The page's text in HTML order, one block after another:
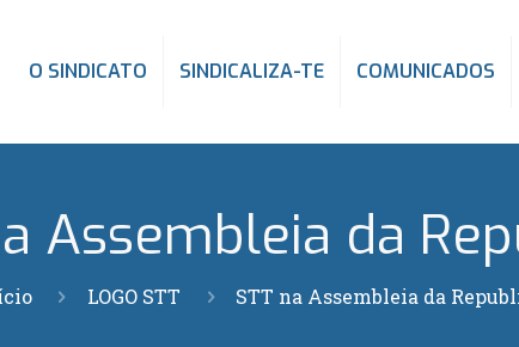
O SINDICATO SINDICALIZA-TE COMUNICADOS
Assembleia da
LOGO STT STT na Assembleia da